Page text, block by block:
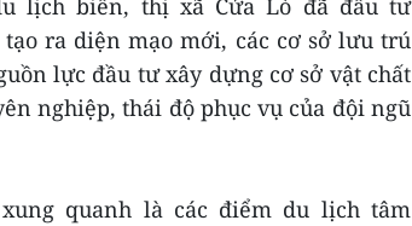
lịch biển, thị xã Cửa Lò đã đầu tư
ra diện mạo mới, các cơ sở lưu trú
lực đầu tư xây dựng cơ sở vật chất
nghiệp, thái độ phục vụ của đội ngũ
quanh là các điểm du lịch tâm